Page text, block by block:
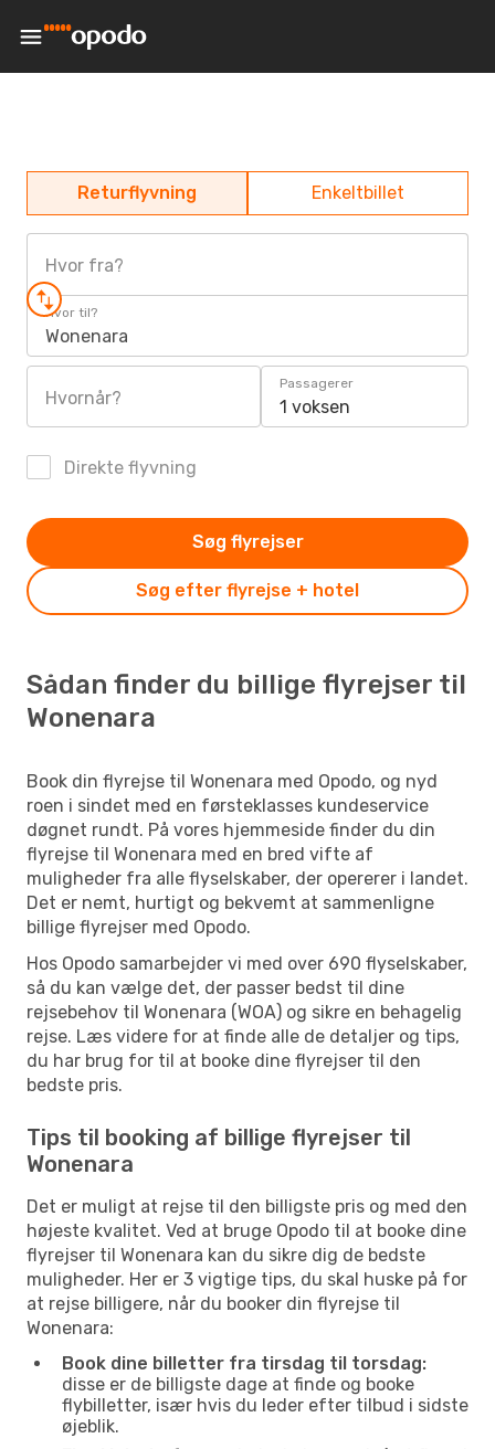
Returflyvning Enkeltbillet
Hvor fra?
Hvor til?
Wonenara
Hvornår?
Passagerer
1 voksen
Direkte flyvning
Søg efter flyrejse + hotel
Søg flyrejser
Sådan finder du billige flyrejser til
Wonenara
Book din flyrejse til Wonenara med Opodo, og nyd
roen i sindet med en førsteklasses kundeservice
døgnet rundt. På vores hjemmeside finder du din
flyrejse til Wonenara med en bred vifte af
muligheder fra alle flyselskaber, der opererer i landet.
Det er nemt, hurtigt og bekvemt at sammenligne
billige flyrejser med Opodo.
Hos Opodo samarbejder vi med over 690 flyselskaber,
så du kan vælge det, der passer bedst til dine
rejsebehov til Wonenara (WOA) og sikre en behagelig
rejse. Læs videre for at finde alle de detaljer og tips,
du har brug for til at booke dine flyrejser til den
bedste pris.
Tips til booking af billige flyrejser til
Wonenara
Det er muligt at rejse til den billigste pris og med den
højeste kvalitet. Ved at bruge Opodo til at booke dine
flyrejser til Wonenara kan du sikre dig de bedste
muligheder. Her er 3 vigtige tips, du skal huske på for
at rejse billigere, når du booker din flyrejse til
Wonenara:
Book dine billetter fra tirsdag til torsdag:
disse er de billigste dage at finde og booke
flybilletter, især hvis du leder efter tilbud i sidste
øjeblik.